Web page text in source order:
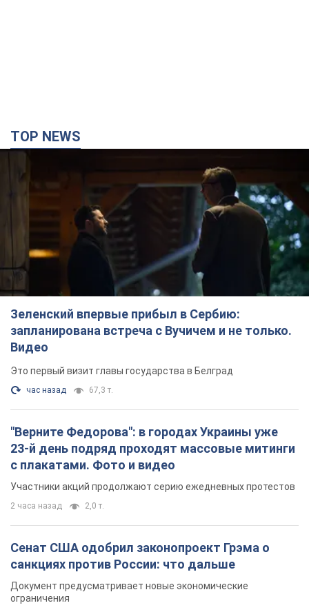
TOP NEWS
Зеленский впервые прибыл в Сербию:
запланирована встреча с Вучичем и не только.
Видео
Это первый визит главы государства в Белград
час назад 67,3 т.
"Верните Федорова": в городах Украины уже
23-й день подряд проходят массовые митинги
с плакатами. Фото и видео
Участники акций продолжают серию ежедневных протестов
2 часа назад 2,0 т.
Сенат США одобрил законопроект Грэма о
санкциях против России: что дальше
Документ предусматривает новые экономические
ограничения